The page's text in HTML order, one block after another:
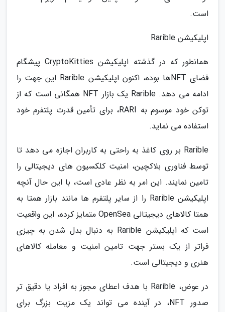
است.
اپلیکیشن Rarible
همانطور که در گذشته اپلیکیشن CryptoKitties پیشگام
فضای NFTها بوده، اکنون اپلیکیشن Rarible این جهت را
ادامه می دهد. Rarible یک بازار NFT همگانی است که از
توکن خود موسوم به RARI، برای تأمین قدرت پلتفرم خود
استفاده می نماید.
Rarible بر روی کاغذ به راحتی به کاربران اجازه می دهد تا
توسط فناوری بلاکچین، امنیت کلکسیون های دیجیتالی را
تامین نمایند. این امر به نظر عادی است، با این حال آنچه
اپلیکیشن Rarible را از سایر پلتفرم ها مانند بازار همتا به
همتا کالاهای دیجیتالی OpenSea متمایز کرده، این واقعیت
است که اپلیکیشن Rarible به دنبال بدل شدن به چیزی
فراتر از یک بستر جهت تامین امنیت و معامله کالاهای
هنری و دیجیتالی است.
در عوض، Rarible با هدف اعطای مجوز به افراد یا دقیق تر
صدور NFT، در آینده می تواند یک مزیت بزرگ برای